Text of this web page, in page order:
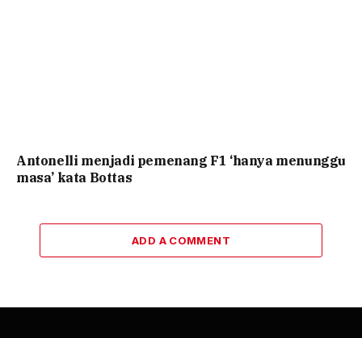
Antonelli menjadi pemenang F1 ‘hanya menunggu
masa’ kata Bottas
ADD A COMMENT